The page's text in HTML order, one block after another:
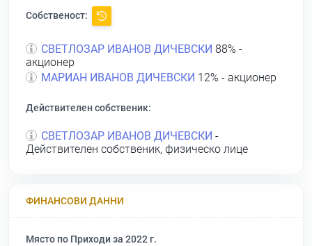
Собственост:
СВЕТЛОЗАР ИВАНОВ ДИЧЕВСКИ 88% -
акционер
МАРИАН ИВАНОВ ДИЧЕВСКИ 12% - акционер
Действителен собственик:
СВЕТЛОЗАР ИВАНОВ ДИЧЕВСКИ -
Действителен собственик, физическо лице
ФИНАНСОВИ ДАННИ
Място по Приходи за 2022 г.